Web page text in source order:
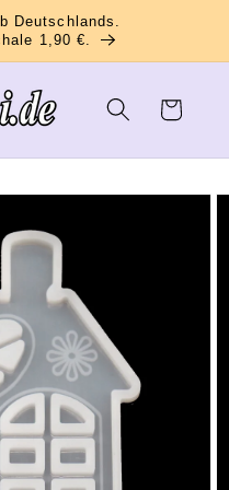
Deutschlands.
1,90 €.
Warenkorb